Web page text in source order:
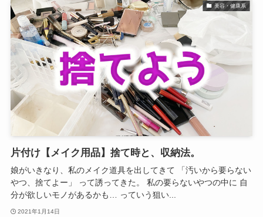
美容・健康系
片付け【メイク用品】捨て時と、収納法。
娘がいきなり、私のメイク道具を出してきて 「汚いから要らない
やつ、捨てよー」 って誘ってきた。 私の要らないやつの中に 自
分が欲しいモノがあるかも… っていう狙い...
2021年1月14日